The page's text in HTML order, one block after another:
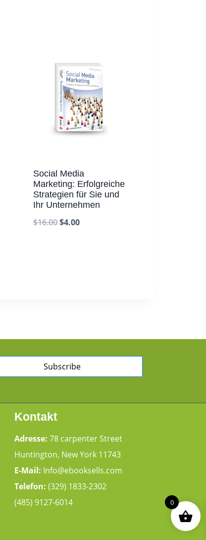
Social Media
Marketing: Erfolgreiche
Strategien für Sie und
Ihr Unternehmen
$16.00$4.00
Subscribe
Kontakt
Adresse: 78 carpenter Street
Huntington, New York 11743
E-Mail: Info@ebooksells.com
Telefon: (329) 1833-2302
(485) 9127-6014
0